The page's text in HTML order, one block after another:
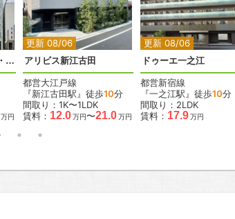
エスグランデ錦糸町ザ・クラス
万円
更新 08/06
2
アリビス新江古田
都営大江戸線
『新江古田駅』徒歩10分
間取り：1K〜1LDK
賃料： 12.0万円〜21.0万円
更新 08/06
2
ドゥーエ一之江
都営新宿線
『一之江駅』徒歩10分
間取り：2LDK
賃料： 17.9万円